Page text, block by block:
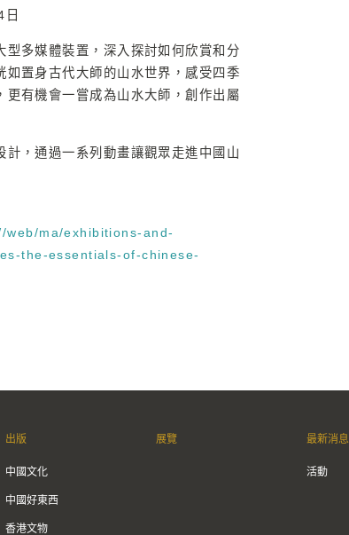
型多媒體裝置，深入探討如何欣賞和分
如置身古代大師的山水世界，感受四季
更有機會一嘗成為山水大師，創作出屬
計，通過一系列動畫讓觀眾走進中國山
web/ma/exhibitions-and-
the-essentials-of-chinese-
出版
中國文化
中國好東西
香港文物
展覽 最新消息
活動